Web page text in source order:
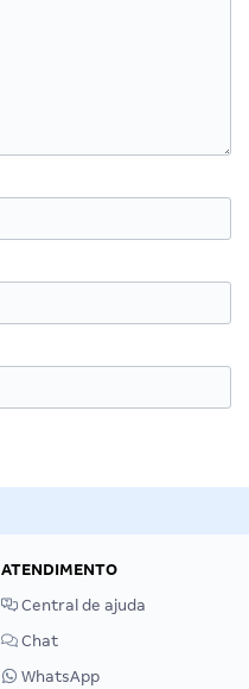
ATENDIMENTO
Central de ajuda
Chat
WhatsApp